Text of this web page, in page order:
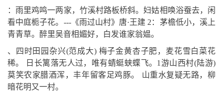
：雨里鸡鸣一两家，竹溪村路板桥斜。妇姑相唤浴蚕去，闲
看中庭栀子花。---《雨过山村》唐·王建 2：茅檐低小，溪上
青青草。醉里吴音相媚好，白发谁家翁媪。
、四时田园杂兴(范成大) 梅子金黄杏子肥，麦花雪白菜花
稀。 日长篱落无人过，唯有蜻蜓蛱蝶飞。1游山西村(陆游)
莫笑农家腊酒浑，丰年留客足鸡豚。 山重水复疑无路，柳
暗花明又一村。